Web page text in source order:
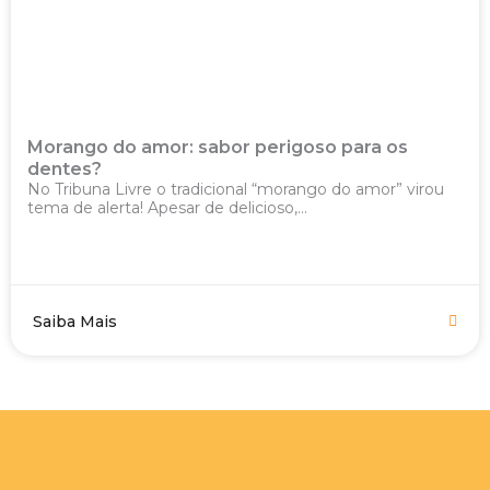
Morango do amor: sabor perigoso para os
dentes?
No Tribuna Livre o tradicional “morango do amor” virou
tema de alerta! Apesar de delicioso,...
Saiba Mais